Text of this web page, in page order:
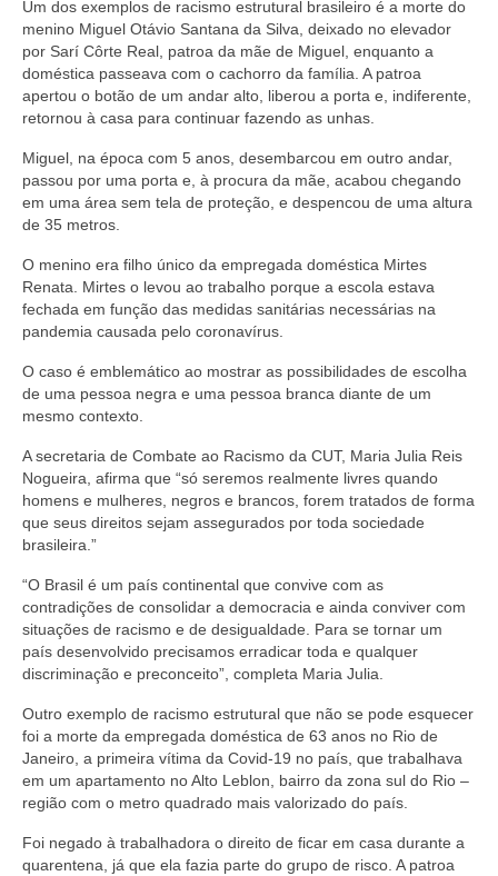
Um dos exemplos de racismo estrutural brasileiro é a morte do
menino Miguel Otávio Santana da Silva, deixado no elevador
por Sarí Côrte Real, patroa da mãe de Miguel, enquanto a
doméstica passeava com o cachorro da família. A patroa
apertou o botão de um andar alto, liberou a porta e, indiferente,
retornou à casa para continuar fazendo as unhas.
Miguel, na época com 5 anos, desembarcou em outro andar,
passou por uma porta e, à procura da mãe, acabou chegando
em uma área sem tela de proteção, e despencou de uma altura
de 35 metros.
O menino era filho único da empregada doméstica Mirtes
Renata. Mirtes o levou ao trabalho porque a escola estava
fechada em função das medidas sanitárias necessárias na
pandemia causada pelo coronavírus.
O caso é emblemático ao mostrar as possibilidades de escolha
de uma pessoa negra e uma pessoa branca diante de um
mesmo contexto.
A secretaria de Combate ao Racismo da CUT, Maria Julia Reis
Nogueira, afirma que “só seremos realmente livres quando
homens e mulheres, negros e brancos, forem tratados de forma
que seus direitos sejam assegurados por toda sociedade
brasileira.”
“O Brasil é um país continental que convive com as
contradições de consolidar a democracia e ainda conviver com
situações de racismo e de desigualdade. Para se tornar um
país desenvolvido precisamos erradicar toda e qualquer
discriminação e preconceito”, completa Maria Julia.
Outro exemplo de racismo estrutural que não se pode esquecer
foi a morte da empregada doméstica de 63 anos no Rio de
Janeiro, a primeira vítima da Covid-19 no país, que trabalhava
em um apartamento no Alto Leblon, bairro da zona sul do Rio –
região com o metro quadrado mais valorizado do país.
Foi negado à trabalhadora o direito de ficar em casa durante a
quarentena, já que ela fazia parte do grupo de risco. A patroa